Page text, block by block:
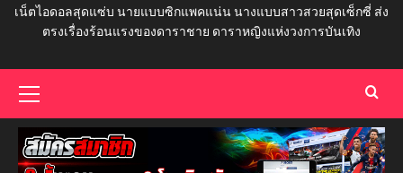
เน็ตไอดอลสุดแซ่บ นายแบบซิกแพคแน่น นางแบบสาวสวยสุดเซ็กซี่ ส่ง
ตรงเรื่องร้อนแรงของดาราชาย ดาราหญิงแห่งวงการบันเทิง
Menu